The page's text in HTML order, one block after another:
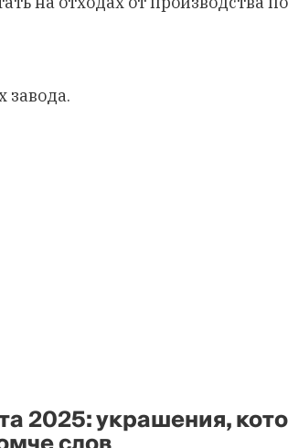
завода.
2025: украшения,